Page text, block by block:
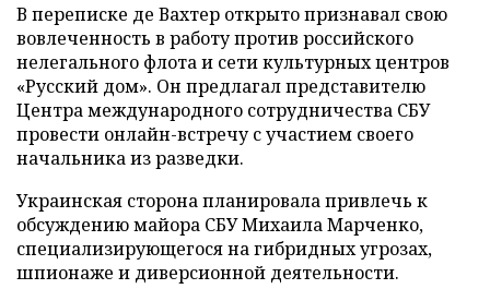
В переписке де Вахтер открыто признавал свою
вовлеченность в работу против российского
нелегального флота и сети культурных центров
«Русский дом». Он предлагал представителю
Центра международного сотрудничества СБУ
провести онлайн-встречу с участием своего
начальника из разведки.
Украинская сторона планировала привлечь к
обсуждению майора СБУ Михаила Марченко,
специализирующегося на гибридных угрозах,
шпионаже и диверсионной деятельности.